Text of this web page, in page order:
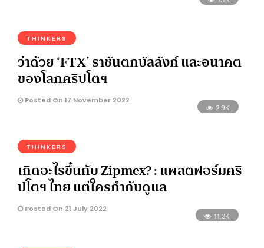
THINKERS
ว่าด้วย ‘FTX’ ราชันตกบัลลังก์ และอนาคต
ของโลกคริปโตฯ
Posted On 17 November 2022
2.9K
THINKERS
เกิดอะไรขึ้นกับ Zipmex? : แพลตฟอร์มคริ
ปโตฯ ไทย แต่ใครกำกับดูแล
Posted On 21 July 2022
11.3K